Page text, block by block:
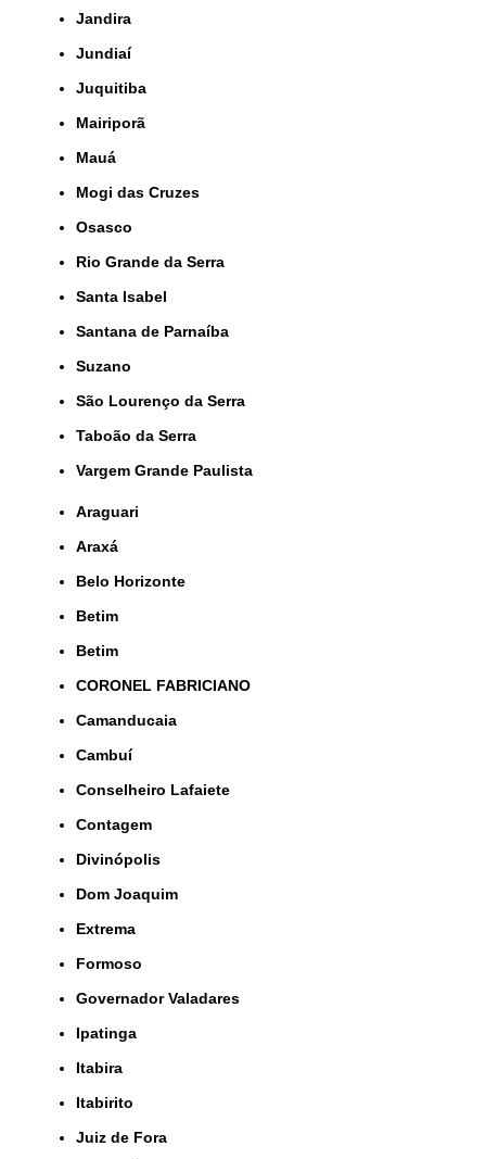
Jandira
Jundiaí
Juquitiba
Mairiporã
Mauá
Mogi das Cruzes
Osasco
Rio Grande da Serra
Santa Isabel
Santana de Parnaíba
Suzano
São Lourenço da Serra
Taboão da Serra
Vargem Grande Paulista
Araguari
Araxá
Belo Horizonte
Betim
Betim
CORONEL FABRICIANO
Camanducaia
Cambuí
Conselheiro Lafaiete
Contagem
Divinópolis
Dom Joaquim
Extrema
Formoso
Governador Valadares
Ipatinga
Itabira
Itabirito
Juiz de Fora